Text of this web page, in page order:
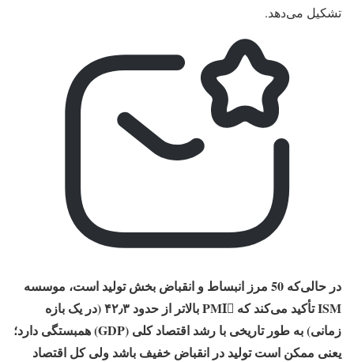
تشکیل می‌دهد.
در حالی‌که 50 مرز انبساط و انقباض بخش تولید است، موسسه
ISM تأکید می‌کند که PMIِ بالاتر از حدود ۴۲٫۳ (در یک بازه
زمانی) به‌ طور تاریخی با رشد اقتصاد کلی (GDP) همبستگی دارد؛
یعنی ممکن است تولید در انقباض خفیف باشد ولی کل اقتصاد